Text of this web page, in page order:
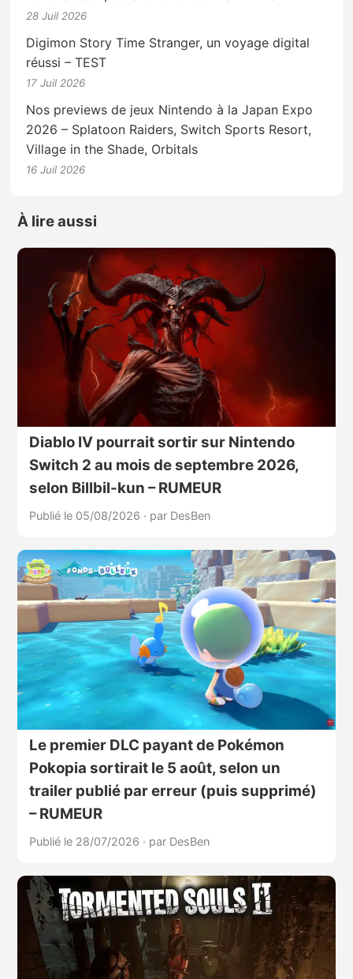
28 Juil 2026
Digimon Story Time Stranger, un voyage digital
réussi – TEST
17 Juil 2026
Nos previews de jeux Nintendo à la Japan Expo
2026 – Splatoon Raiders, Switch Sports Resort,
Village in the Shade, Orbitals
16 Juil 2026
À lire aussi
Diablo IV pourrait sortir sur Nintendo
Switch 2 au mois de septembre 2026,
selon Billbil-kun – RUMEUR
Publié le 05/08/2026 · par DesBen
Le premier DLC payant de Pokémon
Pokopia sortirait le 5 août, selon un
trailer publié par erreur (puis supprimé)
– RUMEUR
Publié le 28/07/2026 · par DesBen